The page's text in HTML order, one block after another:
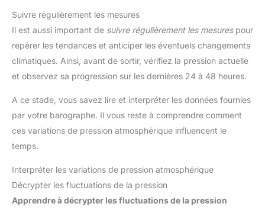
Suivre régulièrement les mesures
Il est aussi important de suivre régulièrement les mesurespour
repérer les tendances et anticiper les éventuels changements
climatiques. Ainsi, avant de sortir, vérifiez la pression actuelle
et observez sa progression sur les dernières 24 à 48 heures.
A ce stade, vous savez lire et interpréter les données fournies
par votre barographe. Il vous reste à comprendre comment
ces variations de pression atmosphérique influencent le
temps.
Interpréter les variations de pression atmosphérique
Décrypter les fluctuations de la pression
Apprendre à décrypter les fluctuations de la pression